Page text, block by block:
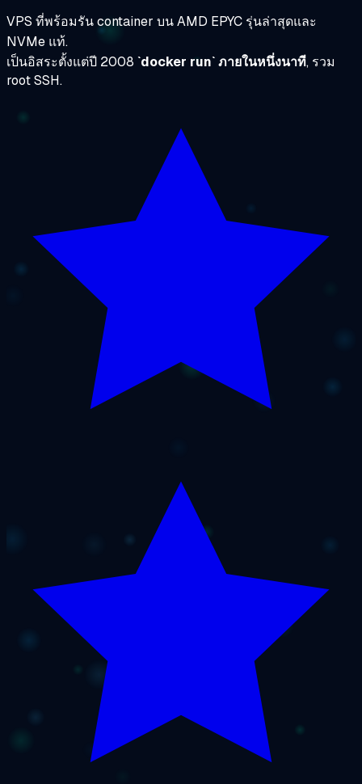
VPS ที่พร้อมรัน container บน AMD EPYC รุ่นล่าสุดและ
NVMe แท้.
เป็นอิสระตั้งแต่ปี 2008 `docker run` ภายในหนึ่งนาที, รวม
root SSH.